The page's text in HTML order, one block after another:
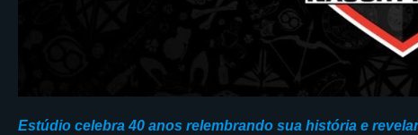
Estúdio celebra 40 anos relembrando sua história e